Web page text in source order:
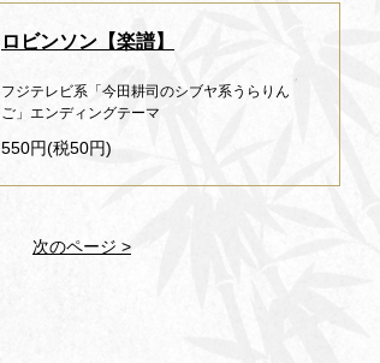
ロビンソン【楽譜】
フジテレビ系「今田耕司のシブヤ系うらりん
ご」エンディングテーマ
550円(税50円)
次のページ >